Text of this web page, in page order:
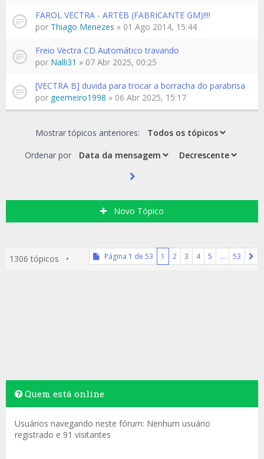
FAROL VECTRA - ARTEB (FABRICANTE GM)!!!!
por Thiago Menezes » 01 Ago 2014, 15:44
Freio Vectra CD Automático travando
por Nalli31 » 07 Abr 2025, 00:25
[VECTRA B] duvida para trocar a borracha do parabrisa
por geemeiro1998 » 06 Abr 2025, 15:17
Mostrar tópicos anteriores:
Ordenar por
Novo Tópico
1306 tópicos • Página 1 de 53 1 2 3 4 5 … 53
Quem está online
Usuários navegando neste fórum: Nenhum usuário
registrado e 91 visitantes